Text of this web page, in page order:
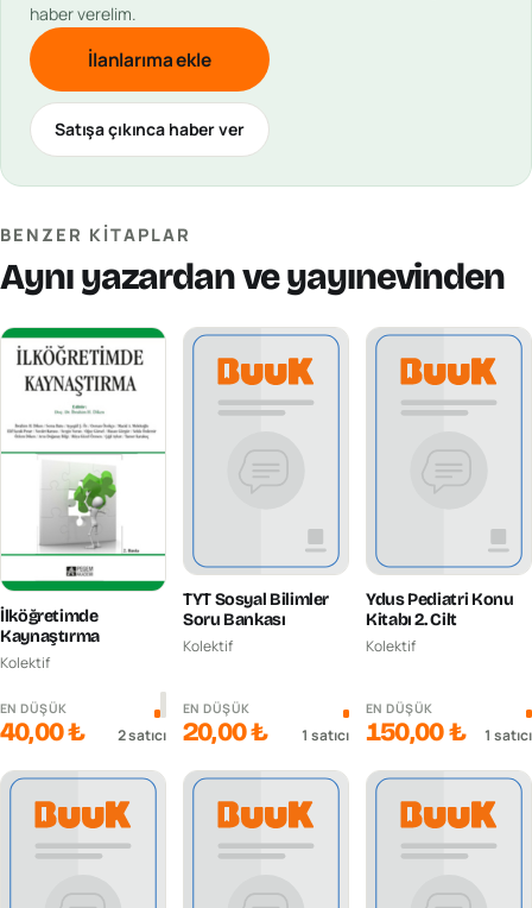
haber verelim.
İlanlarıma ekle
Satışa çıkınca haber ver
BENZER KITAPLAR
Aynı yazardan ve yayınevinden
İlköğretimde
Kaynaştırma
Kolektif
EN DÜŞÜK
40,00 ₺ 2satıcı
TYT Sosyal Bilimler
Soru Bankası
Kolektif
EN DÜŞÜK
20,00 ₺ 1 satıcı
Ydus Pediatri Konu
Kitabı 2. Cilt
Kolektif
EN DÜŞÜK
150,00 ₺ 1 satıcı